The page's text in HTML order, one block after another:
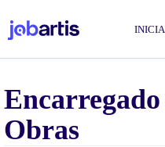
Obras